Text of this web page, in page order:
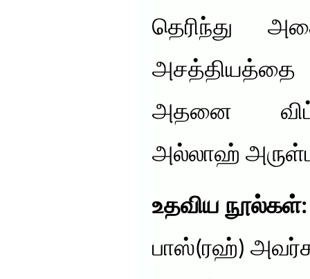
தெரிந்து
அசத்தியத்தை
அதனை
அல்லாஹ்
உதவிய நூல்கள்:
பாஸ்(ரஹ்)